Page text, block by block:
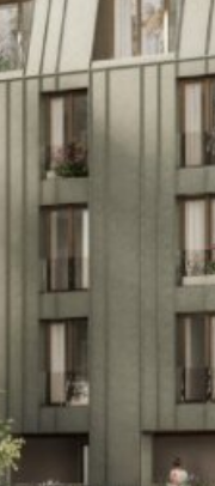
auf cleveren und
Ess-Bereichen ,
wie
Innenräume
garantiert optimale
Ruhezonen.
, einer hauseigenen
und
Lebensqualität.
von Graz – mit
Grundrissenfür die